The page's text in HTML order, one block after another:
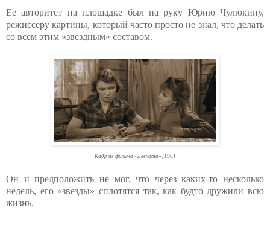
Ее авторитет на площадке был на руку Юрию Чулюкину,
режиссеру картины, который часто просто не знал, что делать
со всем этим «звездным» составом.
Кадр из фильма «Девчата», 1961
Он и предположить не мог, что через каких-то несколько
недель, его «звезды» сплотятся так, как будто дружили всю
жизнь.